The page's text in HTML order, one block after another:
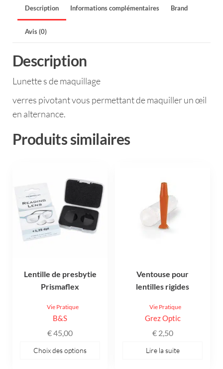
Description Informations complémentaires Brand
Avis (0)
Description
Lunette s de maquillage
verres pivotant vous permettant de maquiller un œil
en alternance.
Produits similaires
Lentille de presbytie
Prismaflex
Vie Pratique
B&S
€45,00
Choix des options
plusieurs
variations.
options
choisies
Ventouse pour
lentilles rigides
Vie Pratique
Grez Optic
€2,50
Lire la suite